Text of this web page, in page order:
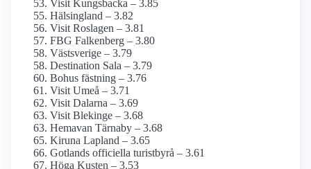
Visit Kungsbacka – 3.85
Hälsingland – 3.82
Visit Roslagen – 3.81
FBG Falkenberg – 3.80
Västsverige – 3.79
Destination Sala – 3.79
Bohus fästning – 3.76
Visit Umeå – 3.71
Visit Dalarna – 3.69
Visit Blekinge – 3.68
Hemavan Tärnaby – 3.68
Kiruna Lapland – 3.65
Gotlands officiella turistbyrå – 3.61
Höga Kusten – 3.53